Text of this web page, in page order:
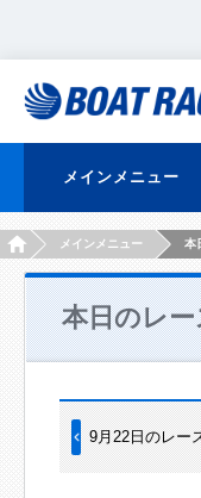
メインメニュー
HOMEメインメニュー 本
本日のレ
9月22日のレー